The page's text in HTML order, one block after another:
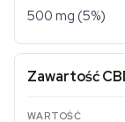
500 mg (5%)
Zawartość